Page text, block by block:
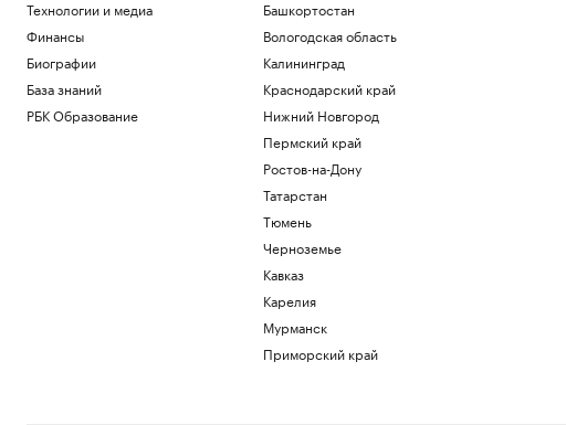
Загрузить еще
Технологии и медиа
Финансы
Биографии
База знаний
РБК Образование
Башкортостан
Вологодская область
Калининград
Краснодарский край
Нижний Новгород
Пермский край
Ростов-на-Дону
Татарстан
Тюмень
Черноземье
Кавказ
Карелия
Мурманск
Приморский край